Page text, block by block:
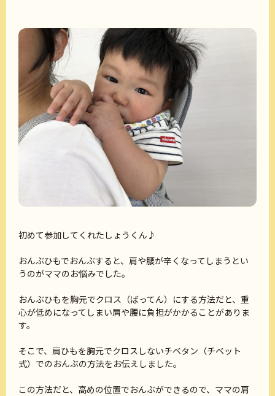
初めて参加してくれたしょうくん♪
おんぶひもでおんぶすると、肩や腰が辛くなってしまうとい
うのがママのお悩みでした。
おんぶひもを胸元でクロス（ばってん）にする方法だと、重
心が低めになってしまい肩や腰に負担がかかることがありま
す。
そこで、肩ひもを胸元でクロスしないチベタン（チベット
式）でのおんぶの方法をお伝えしました。
この方法だと、高めの位置でおんぶができるので、ママの肩